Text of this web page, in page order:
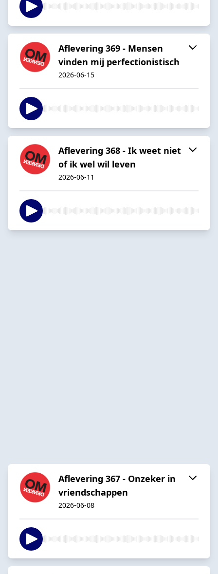
Aflevering 369 - Mensen
vinden mij perfectionistisch
2026-06-15
Aflevering 368 - Ik weet niet
of ik wel wil leven
2026-06-11
Aflevering 367 - Onzeker in
vriendschappen
2026-06-08